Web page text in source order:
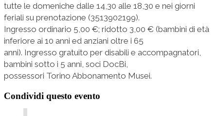
tutte le domeniche dalle 14,30 alle 18,30 e nei giorni
feriali su prenotazione (3513902199).
Ingresso ordinario 5,00 €; ridotto 3,00 € (bambini di età
inferiore ai 10 anni ed anziani oltre i 65
anni). Ingresso gratuito per disabili e accompagnatori,
bambini sotto i 5 anni, soci DocBi,
possessori Torino Abbonamento Musei.
Condividi questo evento